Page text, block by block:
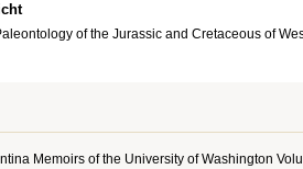
of the Jurassic and Cretaceous of
Memoirs of the University of Washington